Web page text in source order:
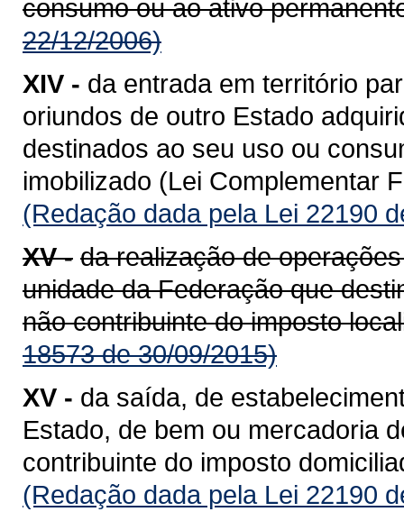
consumo ou ao ativo
22/12/2006)
XIV - da entrada em território
oriundos de outro Estado
destinados ao seu uso ou
imobilizado (Lei Complementar
(Redação dada pela Lei 22190
XV - da realização de
unidade da Federação que
não contribuinte do imposto
18573 de 30/09/2015)
XV - da saída, de
Estado, de bem ou mercadoria
contribuinte do imposto
(Redação dada pela Lei 22190